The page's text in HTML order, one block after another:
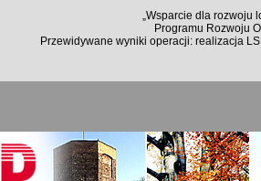
„Wsparcie dla rozwoju
Programu Rozwoju
Przewidywane wyniki operacji: realizacja